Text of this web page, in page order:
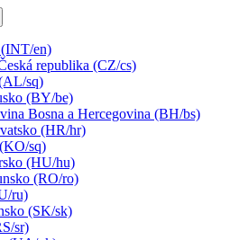
en)
republika (CZ/cs)
sq)
(BY/be)
Bosna a Hercegovina (BH/bs)
(HR/hr)
sq)
(HU/hu)
(RO/ro)
ru)
(SK/sk)
sr)